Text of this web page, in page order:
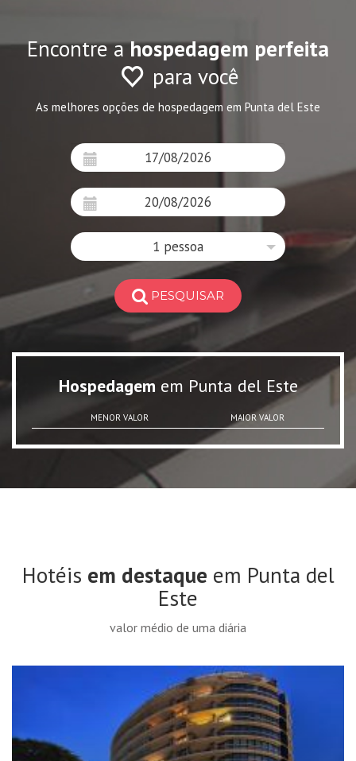
Encontre ahospedagem perfeita
para você
As melhores opções de hospedagem em Punta del Este
1 pessoa
PESQUISAR
Hospedagem em Punta del Este
MENOR VALOR MAIOR VALOR
Hotéis em destaque em Punta del
Este
valor médio de uma diária